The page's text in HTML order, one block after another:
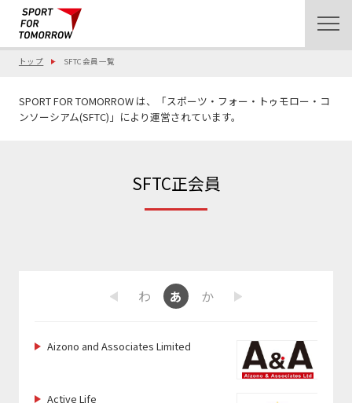
トップ SFTC会員一覧
SPORT FOR TOMORROW は、「スポーツ・フォー・トゥモロー・コ
ンソーシアム(SFTC)」により運営されています。
SFTC正会員
Previous
ら わ あ か さ
Aizono and Associates Limited
Active Life